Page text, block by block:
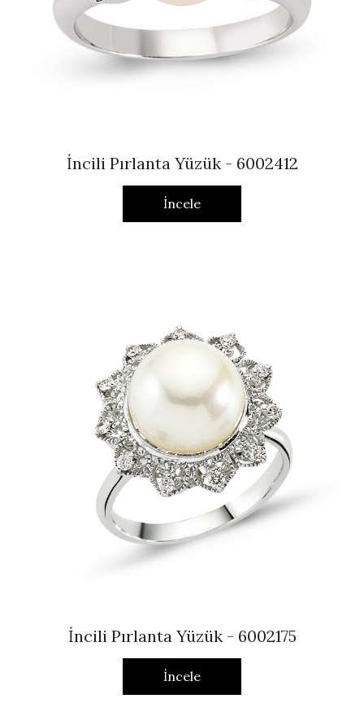
İncili Pırlanta Yüzük - 6002412
İncele
İncili Pırlanta Yüzük - 6002175
İncele